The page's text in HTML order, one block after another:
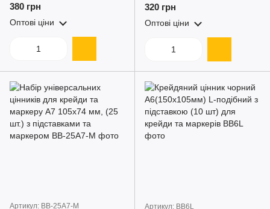
маркеру (20 шт.), з
380 грн
Оптові ціни
52х74мм, (40 шт.) з
320 грн
Оптові ціни
Артикул: BB-25A7-M Артикул: BB6L